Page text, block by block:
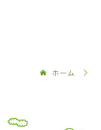
ホーム